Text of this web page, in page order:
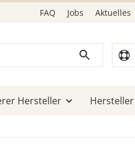
FAQ Jobs Aktuelles
Hersteller Hersteller